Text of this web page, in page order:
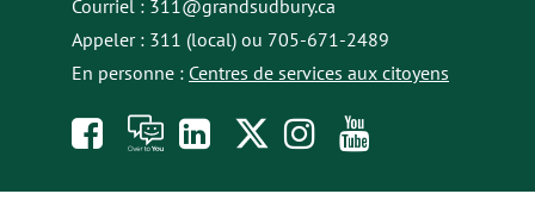
Courriel : 311@grandsudbury.ca
Appeler : 311 (local) ou 705-671-2489
En personne : Centres de services aux citoyens
Like
us
À
toi
opens
in
Follow
us
Follow
us to